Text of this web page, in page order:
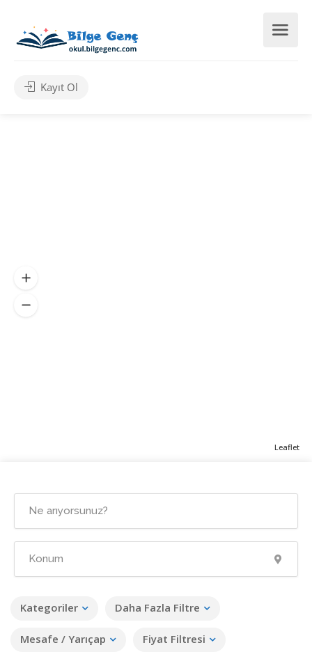
Kayıt Ol
Kategoriler Daha Fazla Filtre
Mesafe / Yarıçap Fiyat Filtresi
Leaflet